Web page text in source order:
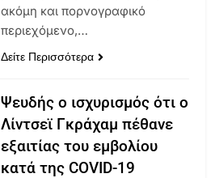
ακόμη και πορνογραφικό
περιεχόμενο,…
Δείτε Περισσότερα
Ψευδής ο ισχυρισμός ότι ο
Λίντσεϊ Γκράχαμ πέθανε
εξαιτίας του εμβολίου
κατά της COVID-19